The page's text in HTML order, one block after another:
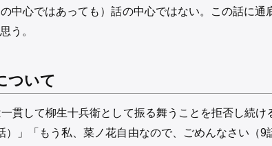
中心ではあっても）話の中心ではない。この話に通
う。
ついて
貫して柳生十兵衛として振る舞うことを拒否し続け
）」「もう私、菜ノ花自由なので、ごめんなさい（9